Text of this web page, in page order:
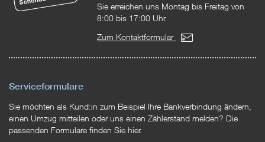
Sie erreichen uns Montag bis Freitag von
8:00 bis 17:00 Uhr.
Zum Kontaktformular
Serviceformulare
Sie möchten als Kund:in zum Beispiel Ihre Bankverbindung ändern,
einen Umzug mitteilen oder uns einen Zählerstand melden? Die
passenden Formulare finden Sie hier.